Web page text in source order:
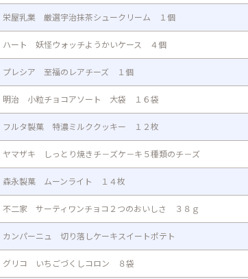
栄屋乳業 厳選宇治抹茶シュークリーム １個
ハート 妖怪ウォッチようかいケース ４個
プレシア 至福のレアチーズ １個
明治 小粒チョコアソート 大袋 １６袋
フルタ製菓 特濃ミルククッキー １２枚
ヤマザキ しっとり焼きチ－ズケ－キ５種類のチ－ズ
森永製菓 ムーンライト １４枚
不二家 サーティワンチョコ２つのおいしさ ３８ｇ
カンパーニュ 切り落しケーキスイートポテト
グリコ いちごづくしコロン ８袋